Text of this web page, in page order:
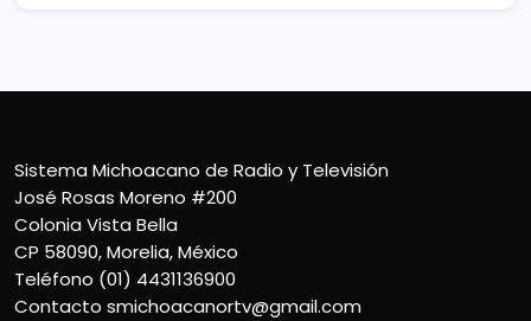
Sistema Michoacano de Radio y Televisión
José Rosas Moreno #200
Colonia Vista Bella
CP 58090, Morelia, México
Teléfono (01) 4431136900
Contacto smichoacanortv@gmail.com